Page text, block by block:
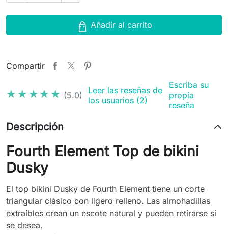
Añadir al carrito
Compartir
★★★★★
★★★★★ (5.0)
Leer las reseñas de
los usuarios (2)
Escriba su
propia
reseña
Descripción
Fourth Element Top de bikini
Dusky
El top bikini Dusky de Fourth Element tiene un corte
triangular clásico con ligero relleno. Las almohadillas
extraíbles crean un escote natural y pueden retirarse si
se desea.